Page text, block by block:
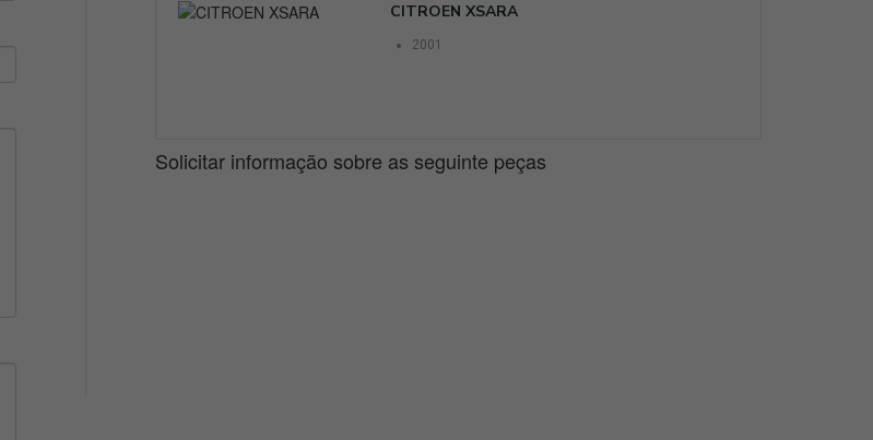
CITROEN XSARA
2001
Solicitar informação sobre as seguinte peças